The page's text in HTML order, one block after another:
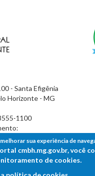
- Santa Efigênia
Horizonte - MG
1100
sua experiência de
cmbh.mg.gov.br, você
de cookies.